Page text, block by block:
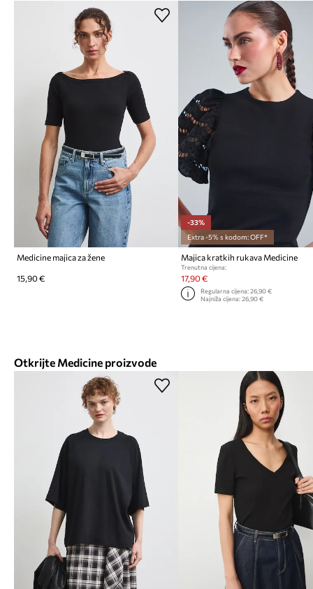
Medicine majica za žene
15,90 €
-33%
Extra -5% s kodom: OFF*
Majica kratkih rukava Medicine
Trenutna cijena:
17,90 €
Regularna cijena: 26,90 €
Najniža cijena: 26,90 €
Otkrijte Medicine proizvode